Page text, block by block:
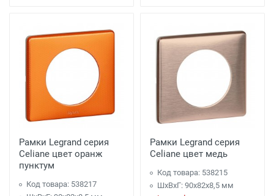
Рамки Legrand серия
Celiane цвет оранж
пунктум
Код товара: 538217
Рамки Legrand серия
Celiane цвет медь
Код товара: 538215
ШхВхГ: 90x82x8,5 мм